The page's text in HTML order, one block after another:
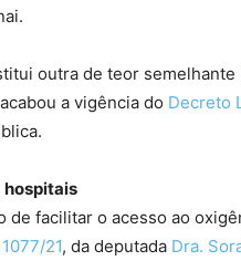
outra de teor semelhante
a vigência do Decreto
hospitais
de facilitar o acesso ao
21, da deputada Dra.